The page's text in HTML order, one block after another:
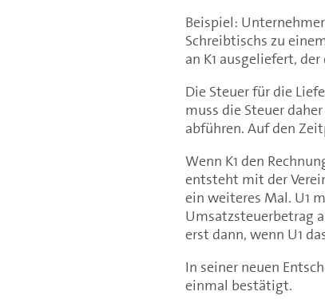
Beispiel:
Schreibtischs zu
an K1 ausgeliefert,
Die Steuer für die
muss die Steuer
abführen. Auf den
Wenn K1 den
entsteht mit der
ein weiteres Mal. U1
Umsatzsteuerbetrag
erst dann, wenn U1
In seiner neuen
einmal bestätigt.